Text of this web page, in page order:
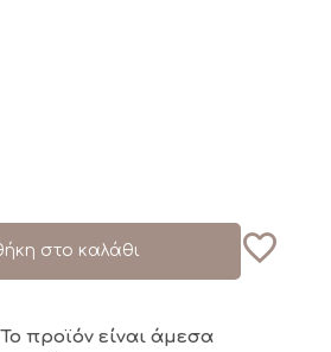
στο καλάθι
προϊόν είναι άμεσα